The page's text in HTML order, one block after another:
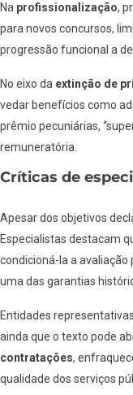
Na profissionalização,
para novos concursos,
progressão funcional a
No eixo da extinção de
vedar benefícios como
prêmio pecuniárias,
remuneratória.
Críticas de
Apesar dos objetivos
Especialistas destacam
condicioná-la a
uma das garantias
Entidades
ainda que o texto pode
contratações,
qualidade dos serviços